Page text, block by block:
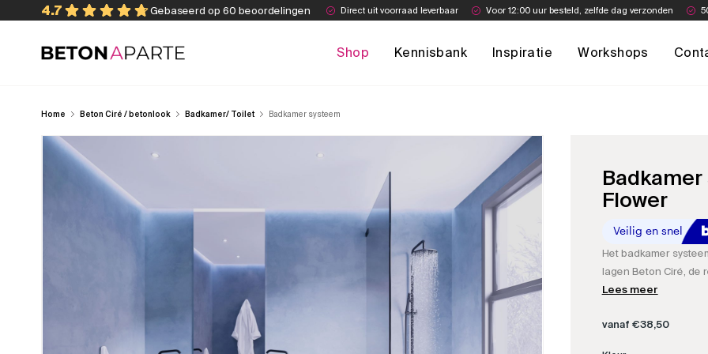
4.7 Gebaseerd op 60 beoordelingen Direct uit voorraad leverbaar Voor 12:00 uur besteld, zelfde dag verzonden
Beton Aparte Shop Kennisbank Inspiratie Workshops
Home Beton Ciré / betonlook Badkamer/ Toilet Badkamer systeem
Flower
Het badkamer
lagen Beton Ciré, de
speciale matte PU-
Lees meer
vanaf €38,50